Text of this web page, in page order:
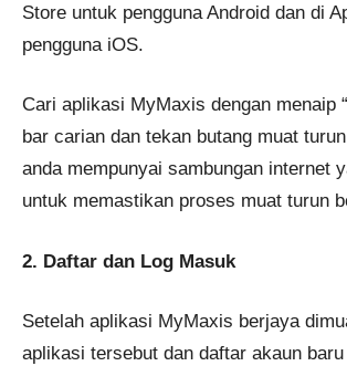
Store untuk pengguna Android dan di
pengguna iOS.
Cari aplikasi MyMaxis dengan menaip “
bar carian dan tekan butang muat
anda mempunyai sambungan internet
untuk memastikan proses muat turun
2. Daftar dan Log Masuk
Setelah aplikasi MyMaxis berjaya
aplikasi tersebut dan daftar akaun